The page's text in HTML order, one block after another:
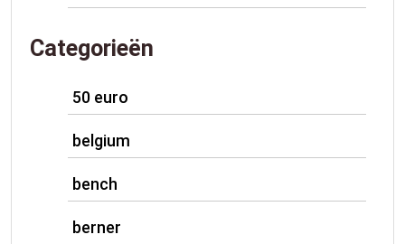
Categorieën
50 euro
belgium
bench
berner